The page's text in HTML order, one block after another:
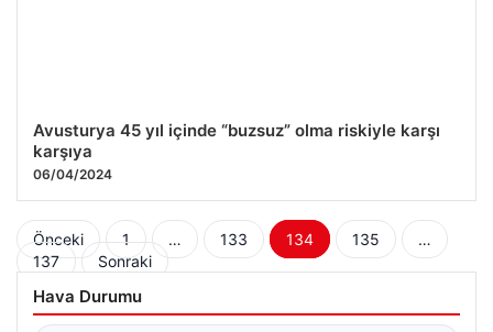
Avusturya 45 yıl içinde “buzsuz” olma riskiyle karşı
karşıya
06/04/2024
Yazı
sayfalaması
Önceki 1 … 133 134 135
…
137
Sonraki
Hava Durumu